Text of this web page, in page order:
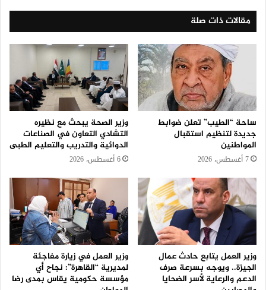
مقالات ذات صلة
ساحة “الطيب” تعلن ضوابط
جديدة لتنظيم استقبال
المواطنين
7 أغسطس، 2026
وزير الصحة يبحث مع نظيره
التشادي التعاون في الصناعات
الدوائية والتدريب والتعليم الطبى
6 أغسطس، 2026
وزير العمل يتابع حادث عمال
الجيزة.. ويوجه بسرعة صرف
الدعم والرعاية لأسر الضحايا
وزير العمل في زيارة مفاجئة
لمديرية “القاهرة”: نجاح أي
مؤسسة حكومية يقاس بمدى رضا